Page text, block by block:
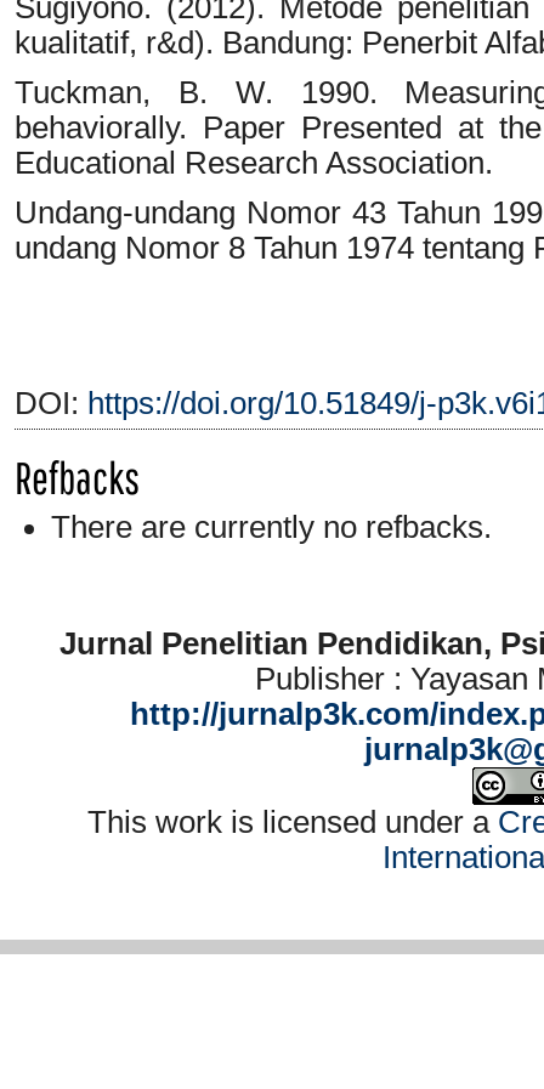
kualitatif, r&d). Bandung: Penerbit
Tuckman, B. W. 1990.
behaviorally. Paper Presented at
Educational Research Association.
Undang-undang Nomor 43 Tahun
undang Nomor 8 Tahun 1974 tentang
DOI: https://doi.org/10.51849/j-
Refbacks
There are currently no refbacks.
Jurnal Penelitian Pendidikan,
Publisher : Yayasan
http://jurnalp3k.com/
This work is licensed under a